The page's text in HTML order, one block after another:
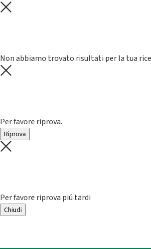
Non abbiamo trovato risultati per la tua
Per favore riprova.
Riprova
Per favore riprova piú tardi
Chiudi